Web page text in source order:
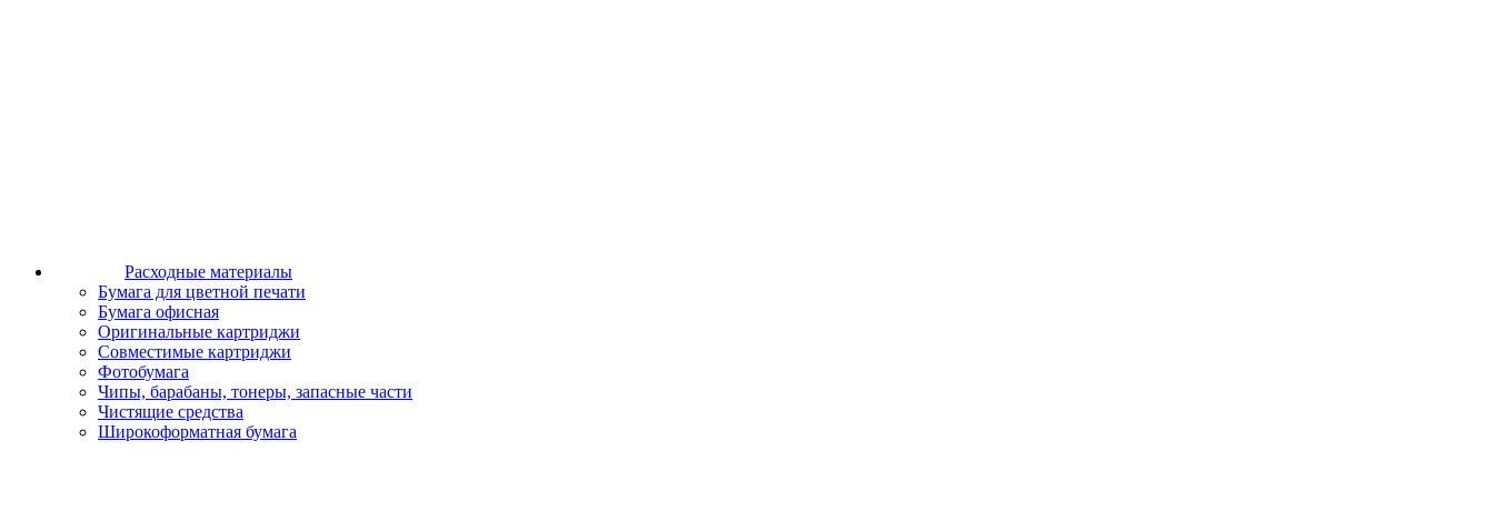
Расходные материалы
Бумага для цветной печати
Бумага офисная
Оригинальные картриджи
Совместимые картриджи
Фотобумага
Чипы, барабаны, тонеры, запасные части
Чистящие средства
Широкоформатная бумага